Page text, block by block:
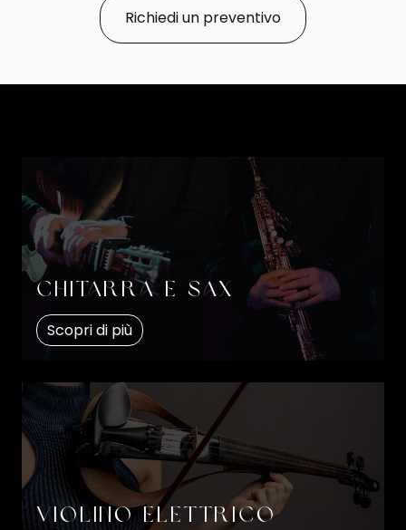
Richiedi un preventivo
Chitarra e Sax
Scopri di più
Violino elettrico